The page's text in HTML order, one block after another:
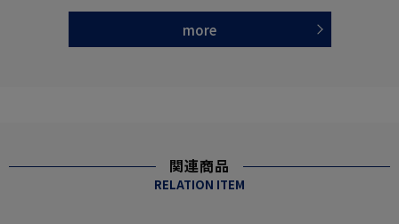
more
関連商品
RELATION ITEM